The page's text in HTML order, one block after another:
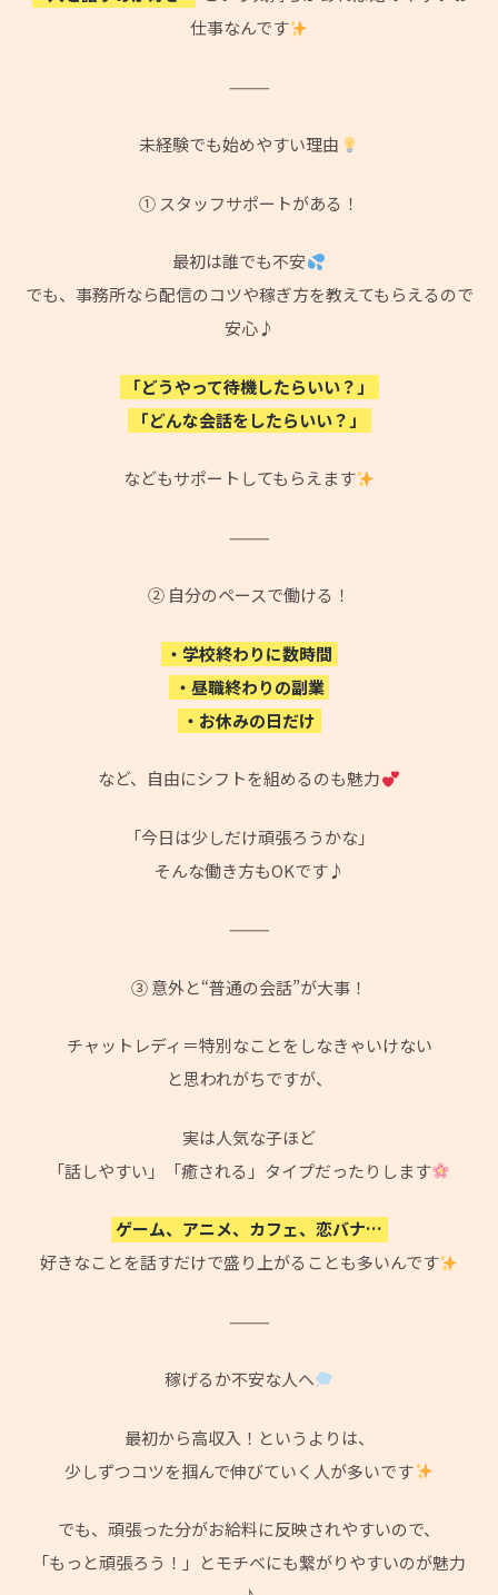
仕事なんです
⸻
未経験でも始めやすい理由
① スタッフサポートがある！
最初は誰でも不安
でも、事務所なら配信のコツや稼ぎ方を教えてもらえるので
安心♪
「どうやって待機したらいい？」
「どんな会話をしたらいい？」
などもサポートしてもらえます
⸻
② 自分のペースで働ける！
・学校終わりに数時間
・昼職終わりの副業
・お休みの日だけ
など、自由にシフトを組めるのも魅力
「今日は少しだけ頑張ろうかな」
そんな働き方もOKです♪
⸻
③ 意外と“普通の会話”が大事！
チャットレディ＝特別なことをしなきゃいけない
と思われがちですが、
実は人気な子ほど
「話しやすい」「癒される」タイプだったりします
ゲーム、アニメ、カフェ、恋バナ…
好きなことを話すだけで盛り上がることも多いんです
⸻
稼げるか不安な人へ
最初から高収入！というよりは、
少しずつコツを掴んで伸びていく人が多いです
でも、頑張った分がお給料に反映されやすいので、
「もっと頑張ろう！」とモチベにも繋がりやすいのが魅力